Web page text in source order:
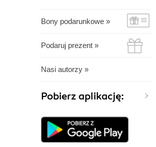
Bony podarunkowe »
Podaruj prezent »
Nasi autorzy »
Pobierz aplikację: